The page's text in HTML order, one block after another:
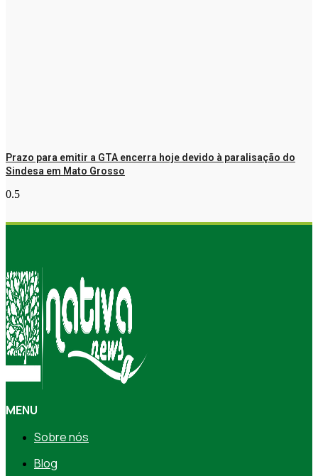
Prazo para emitir a GTA encerra hoje devido à paralisação do
Sindesa em Mato Grosso
MENU
Sobre nós
Blog